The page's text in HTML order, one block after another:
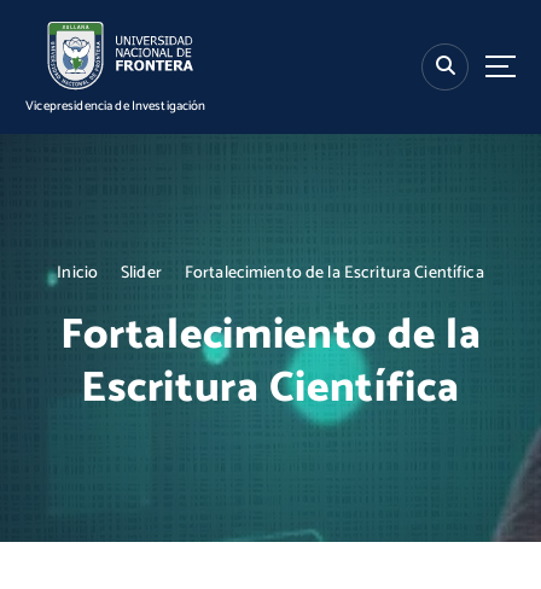
Vicepresidencia de Investigación
Inicio Slider Fortalecimiento de la Escritura Científica
Fortalecimiento de la
Escritura Científica